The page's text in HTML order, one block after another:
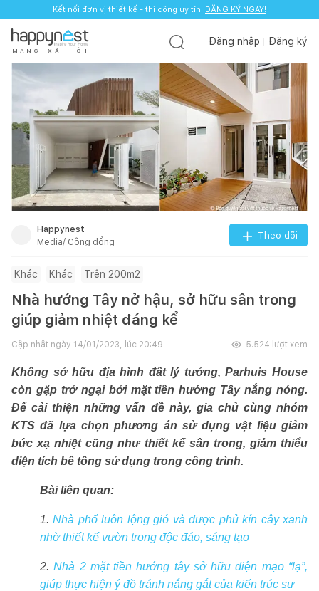
Kết nối đơn vị thiết kế - thi công uy tín. ĐĂNG KÝ NGAY!
M Ạ N G X Ã H Ộ I
Đăng nhập Đăng ký
Happynest
Media/ Cộng đồng
Theo dõi
Khác Khác Trên 200m2
Nhà hướng Tây nở hậu, sở hữu sân trong
giúp giảm nhiệt đáng kể
Cập nhật ngày 14/01/2023, lúc 20:49 5.524 lượt xem
Không sở hữu địa hình đất lý tưởng, Parhuis House
còn gặp trở ngại bởi mặt tiền hướng Tây nắng nóng.
Để cải thiện những vấn đề này, gia chủ cùng nhóm
KTS đã lựa chọn phương án sử dụng vật liệu giảm
bức xạ nhiệt cũng như thiết kế sân trong, giảm thiểu
diện tích bê tông sử dụng trong công trình.
Bài liên quan:
1.Nhà phố luôn lộng gió và được phủ kín cây xanh
nhờ thiết kế vườn trong độc đáo, sáng tạo
2.Nhà 2 mặt tiền hướng tây sở hữu diện mạo “lạ”,
giúp thực hiện ý đồ tránh nắng gắt của kiến trúc sư